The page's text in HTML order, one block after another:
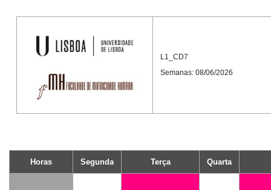
L1_CD7
Semanas: 08/06/2026
Horas Segunda Terça Quarta